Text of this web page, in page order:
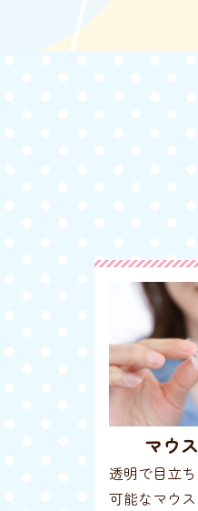
マウ
透明で目立
可能なマウ